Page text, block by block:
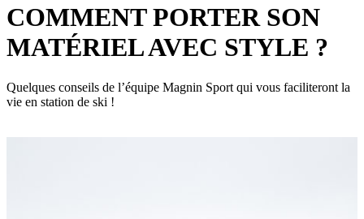
COMMENT PORTER SON
MATÉRIEL AVEC STYLE ?
Quelques conseils de l’équipe Magnin Sport qui vous faciliteront la
vie en station de ski !